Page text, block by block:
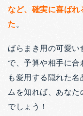
など、確実に喜ばれ
た 。
ばらまき用の可愛い
で、予算や相手に合
も愛用する隠れた
ムを知れば、あなた
でしょう！